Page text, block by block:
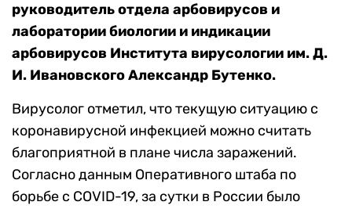
руководитель отдела арбовирусов и
лаборатории биологии и индикации
арбовирусов Института вирусологии им. Д.
И. Ивановского Александр Бутенко.
Вирусолог отметил, что текущую ситуацию с
коронавирусной инфекцией можно считать
благоприятной в плане числа заражений.
Согласно данным Оперативного штаба по
борьбе с COVID-19, за сутки в России было